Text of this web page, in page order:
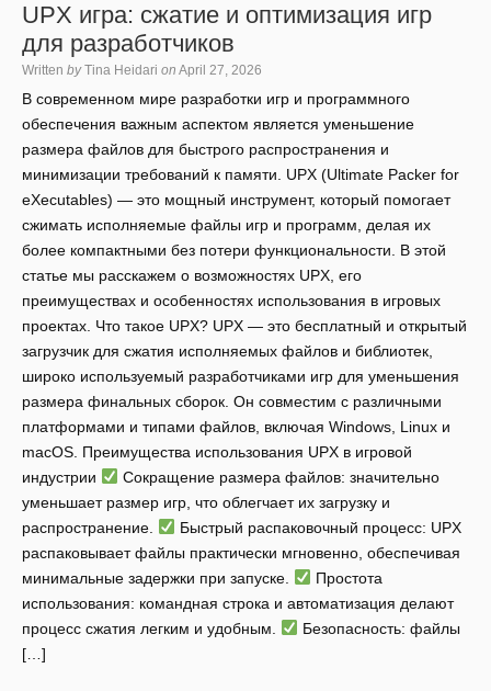
UPX игра: сжатие и оптимизация игр
для разработчиков
Written by Tina Heidari on April 27, 2026
В современном мире разработки игр и программного
обеспечения важным аспектом является уменьшение
размера файлов для быстрого распространения и
минимизации требований к памяти. UPX (Ultimate Packer for
eXecutables) — это мощный инструмент, который помогает
сжимать исполняемые файлы игр и программ, делая их
более компактными без потери функциональности. В этой
статье мы расскажем о возможностях UPX, его
преимуществах и особенностях использования в игровых
проектах. Что такое UPX? UPX — это бесплатный и открытый
загрузчик для сжатия исполняемых файлов и библиотек,
широко используемый разработчиками игр для уменьшения
размера финальных сборок. Он совместим с различными
платформами и типами файлов, включая Windows, Linux и
macOS. Преимущества использования UPX в игровой
индустрии
Сокращение размера файлов: значительно
уменьшает размер игр, что облегчает их загрузку и
распространение.
Быстрый распаковочный процесс: UPX
распаковывает файлы практически мгновенно, обеспечивая
минимальные задержки при запуске.
Простота
использования: командная строка и автоматизация делают
процесс сжатия легким и удобным.
Безопасность: файлы
[…]